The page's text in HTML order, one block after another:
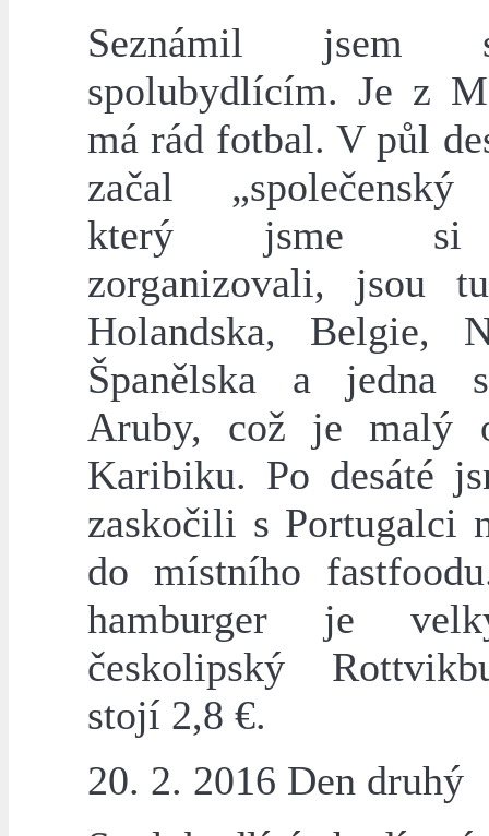
Seznámil jsem
spolubydlícím. Je z
má rád fotbal. V půl
začal „společenský
který jsme si
zorganizovali, jsou
Holandska, Belgie,
Španělska a jedna
Aruby, což je malý
Karibiku. Po desáté
zaskočili s Portugalci
do místního
hamburger je
českolipský
stojí 2,8 €.
20. 2. 2016 Den druhý